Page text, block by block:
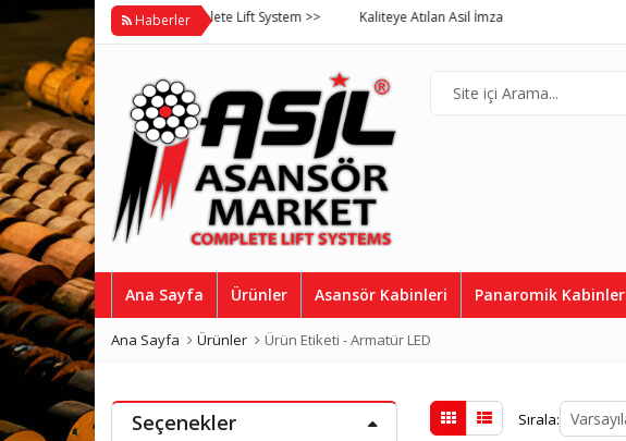
Haberler
Asil Asansör Market Complete Lift System >> Kaliteye Atılan Asil İmza, Asil Asansör
Ana Sayfa Ürünler Asansör Kabinleri Panaromik Kabinler
Ana Sayfa Ürünler Ürün Etiketi -Armatür LED
Sırala:
Seçenekler